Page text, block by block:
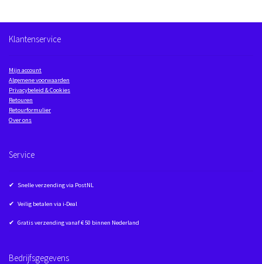
Klantenservice
Mijn account
Algemene voorwaarden
Privacybeleid & Cookies
Retouren
Retourformulier
Over ons
Service
✔ Snelle verzending via PostNL
✔ Veilig betalen via i-Deal
✔ Gratis verzending vanaf € 50 binnen Nederland
Bedrijfsgegevens